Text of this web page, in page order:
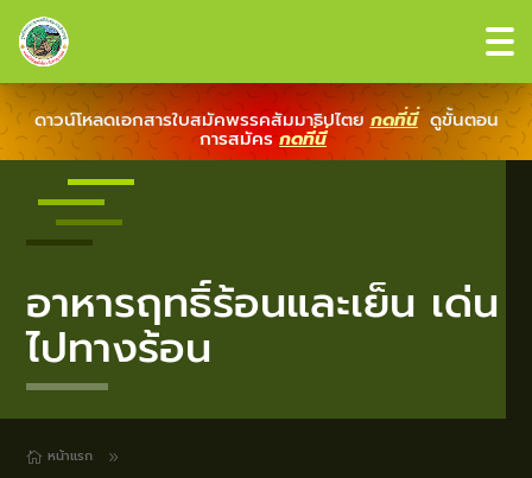
ดาวน์โหลดเอกสารใบสมัคพรรคสัมมาธิปไตย กดที่นี่ ดูขั้นตอน
การสมัครกดที่นี่
อาหารฤทธิ์ร้อนและเย็น เด่น
ไปทางร้อน
 หน้าแรก 9